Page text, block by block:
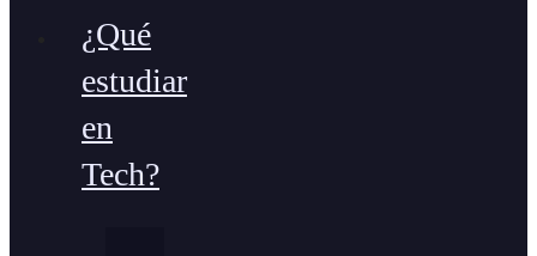
¿Qué
estudiar
en
Tech?